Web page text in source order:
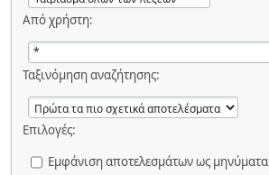
Από χρήστη:
Ταξινόμηση αναζήτησης:
Επιλογές:
Εμφάνιση αποτελεσμάτων ως μηνύματα